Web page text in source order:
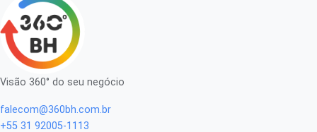
Visão 360° do seu negócio
falecom@360bh.com.br
+55 31 92005-1113